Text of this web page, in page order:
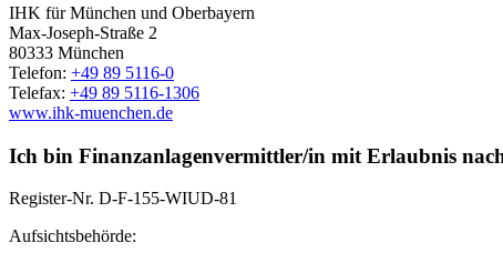
IHK für München und Oberbayern
Max-Joseph-Straße 2
80333 München
Telefon: +49 89 5116-0
Telefax: +49 89 5116-1306
www.ihk-muenchen.de
Ich bin Finanzanlagenvermittler/in mit Erlaubnis
Register-Nr. D-F-155-WIUD-81
Aufsichtsbehörde: